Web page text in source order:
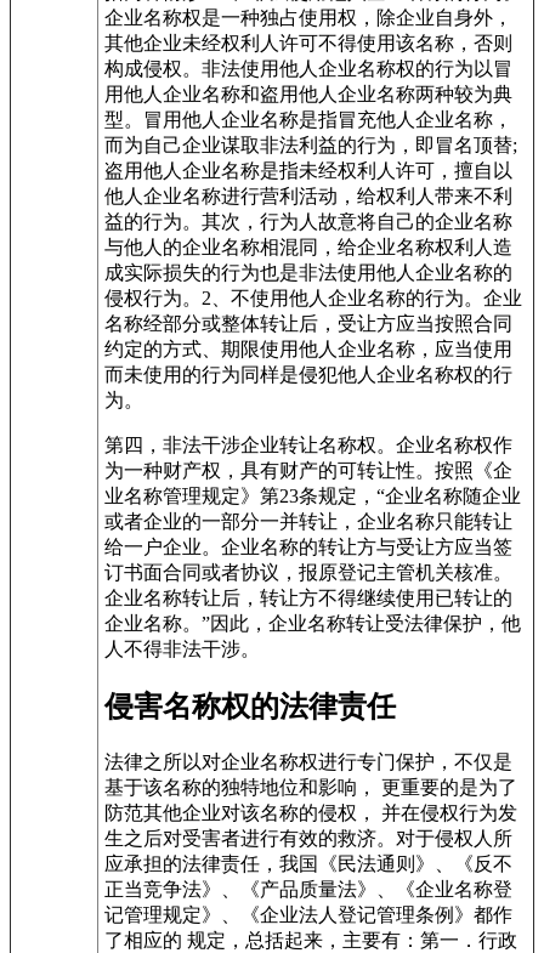
企业名称权是一种独占使用权，除企业自身外，
其他企业未经权利人许可不得使用该名称，否则
构成侵权。非法使用他人企业名称权的行为以冒
用他人企业名称和盗用他人企业名称两种较为典
型。冒用他人企业名称是指冒充他人企业名称，
而为自己企业谋取非法利益的行为，即冒名顶替;
盗用他人企业名称是指未经权利人许可，擅自以
他人企业名称进行营利活动，给权利人带来不利
益的行为。其次，行为人故意将自己的企业名称
与他人的企业名称相混同，给企业名称权利人造
成实际损失的行为也是非法使用他人企业名称的
侵权行为。2、不使用他人企业名称的行为。企业
名称经部分或整体转让后，受让方应当按照合同
约定的方式、期限使用他人企业名称，应当使用
而未使用的行为同样是侵犯他人企业名称权的行
为。
第四，非法干涉企业转让名称权。企业名称权作
为一种财产权，具有财产的可转让性。按照《企
业名称管理规定》第23条规定，“企业名称随企业
或者企业的一部分一并转让，企业名称只能转让
给一户企业。企业名称的转让方与受让方应当签
订书面合同或者协议，报原登记主管机关核准。
企业名称转让后，转让方不得继续使用已转让的
企业名称。”因此，企业名称转让受法律保护，他
人不得非法干涉。
侵害名称权的法律责任
法律之所以对企业名称权进行专门保护，不仅是
基于该名称的独特地位和影响， 更重要的是为了
防范其他企业对该名称的侵权， 并在侵权行为发
生之后对受害者进行有效的救济。对于侵权人所
应承担的法律责任，我国《民法通则》、《反不
正当竞争法》、《产品质量法》、《企业名称登
记管理规定》、《企业法人登记管理条例》都作
了相应的 规定，总括起来，主要有：第一．行政